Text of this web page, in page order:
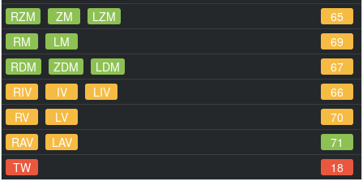
RZM
ZM LZM
65
RM
LM
69
RDM
ZDM LDM
67
RIV
IV LIV
66
RV
LV
70
RAV
LAV
71
TW
18